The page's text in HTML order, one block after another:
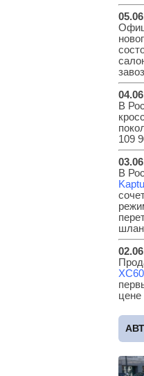
В
109
В
XC60
цене